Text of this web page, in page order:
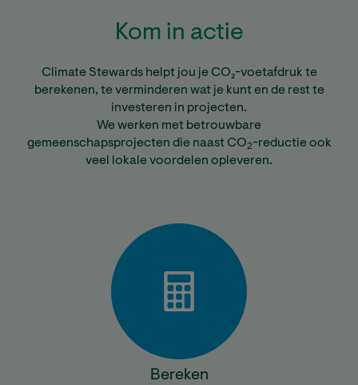
Kom in actie
Climate Stewards helpt jou je CO₂-voetafdruk te
berekenen, te verminderen wat je kunt en de rest te
investeren in projecten.
We werken met betrouwbare
gemeenschapsprojecten die naast CO2-reductie ook
veel lokale voordelen opleveren.
Bereken